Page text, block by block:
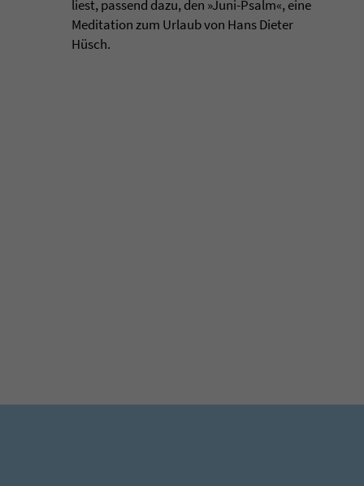
liest, passend dazu, den »Juni-Psalm«, eine
Meditation zum Urlaub von Hans Dieter
Hüsch.